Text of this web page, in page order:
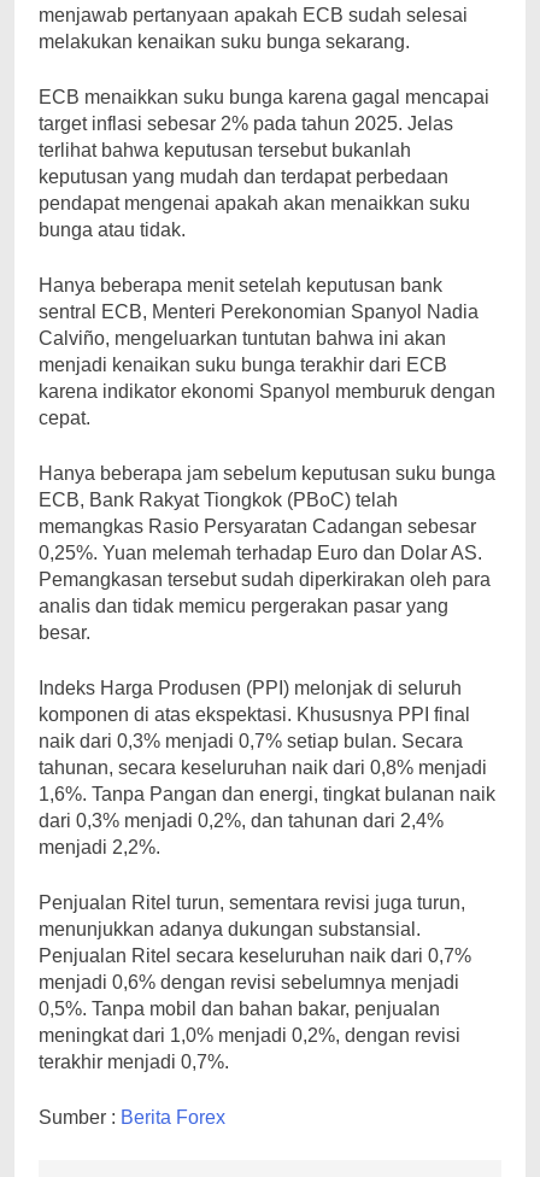
menjawab pertanyaan apakah ECB sudah selesai
melakukan kenaikan suku bunga sekarang.
ECB menaikkan suku bunga karena gagal mencapai
target inflasi sebesar 2% pada tahun 2025. Jelas
terlihat bahwa keputusan tersebut bukanlah
keputusan yang mudah dan terdapat perbedaan
pendapat mengenai apakah akan menaikkan suku
bunga atau tidak.
Hanya beberapa menit setelah keputusan bank
sentral ECB, Menteri Perekonomian Spanyol Nadia
Calviño, mengeluarkan tuntutan bahwa ini akan
menjadi kenaikan suku bunga terakhir dari ECB
karena indikator ekonomi Spanyol memburuk dengan
cepat.
Hanya beberapa jam sebelum keputusan suku bunga
ECB, Bank Rakyat Tiongkok (PBoC) telah
memangkas Rasio Persyaratan Cadangan sebesar
0,25%. Yuan melemah terhadap Euro dan Dolar AS.
Pemangkasan tersebut sudah diperkirakan oleh para
analis dan tidak memicu pergerakan pasar yang
besar.
Indeks Harga Produsen (PPI) melonjak di seluruh
komponen di atas ekspektasi. Khususnya PPI final
naik dari 0,3% menjadi 0,7% setiap bulan. Secara
tahunan, secara keseluruhan naik dari 0,8% menjadi
1,6%. Tanpa Pangan dan energi, tingkat bulanan naik
dari 0,3% menjadi 0,2%, dan tahunan dari 2,4%
menjadi 2,2%.
Penjualan Ritel turun, sementara revisi juga turun,
menunjukkan adanya dukungan substansial.
Penjualan Ritel secara keseluruhan naik dari 0,7%
menjadi 0,6% dengan revisi sebelumnya menjadi
0,5%. Tanpa mobil dan bahan bakar, penjualan
meningkat dari 1,0% menjadi 0,2%, dengan revisi
terakhir menjadi 0,7%.
Sumber : Berita Forex